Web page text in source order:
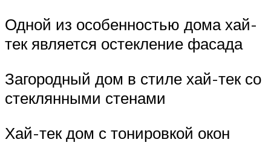
Одной из особенностью дома хай-
тек является остекление фасада
Загородный дом в стиле хай-тек со
стеклянными стенами
Хай-тек дом с тонировкой окон